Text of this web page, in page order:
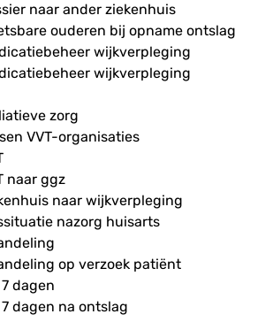
naar ander ziekenhuis
ouderen bij opname ontslag
wijkverpleging
wijkverpleging
zorg
VVT-organisaties
naar ggz
naar wijkverpleging
nazorg huisarts
op verzoek patiënt
dagen
dagen na ontslag